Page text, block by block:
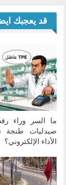
قد يعجبك
ما السر وراء
صيدليات طنجة
الأداء الإلكتروني؟